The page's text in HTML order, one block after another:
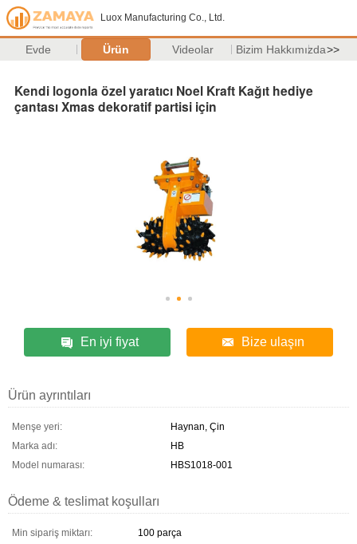
Luox Manufacturing Co., Ltd.
Evde Ürün Videolar Bizim Hakkımızda>>
Kendi logonla özel yaratıcı Noel Kraft Kağıt hediye
çantası Xmas dekoratif partisi için
En iyi fiyat Bize ulaşın
Ürün ayrıntıları
Menşe yeri:
Haynan, Çin
Marka adı:
HB
Model numarası:
HBS1018-001
Ödeme & teslimat koşulları
Min sipariş miktarı:
100 parça